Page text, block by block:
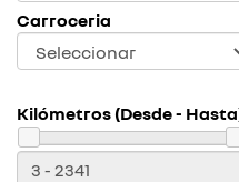
Carroceria
Kilómetros (Desde -